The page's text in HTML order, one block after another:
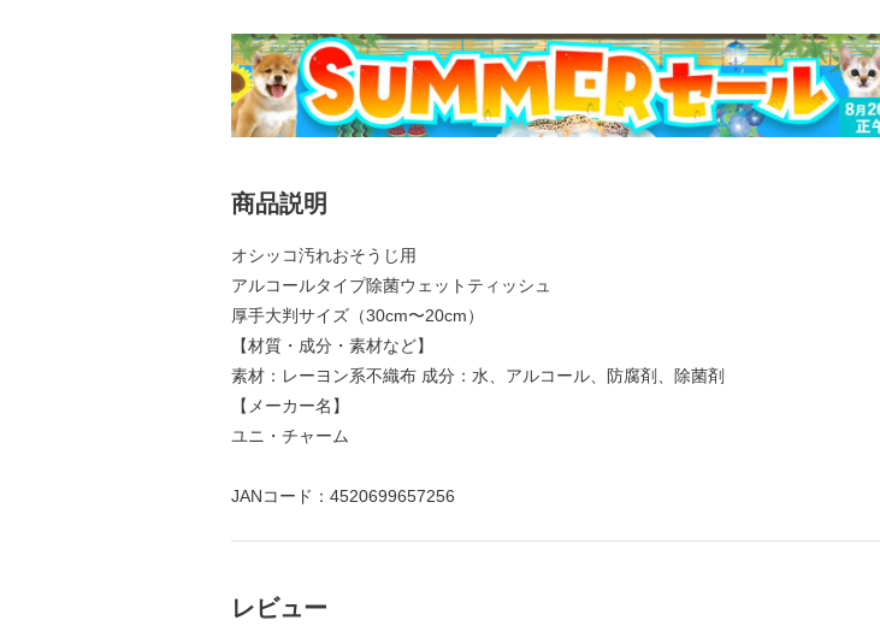
商品説明
オシッコ汚れおそうじ用
アルコールタイプ除菌ウェットティッシュ
厚手大判サイズ（30cm〜20cm）
【材質・成分・素材など】
素材：レーヨン系不織布 成分：水、アルコール、防腐剤、除菌剤
【メーカー名】
ユニ・チャーム
JANコード：4520699657256
レビュー